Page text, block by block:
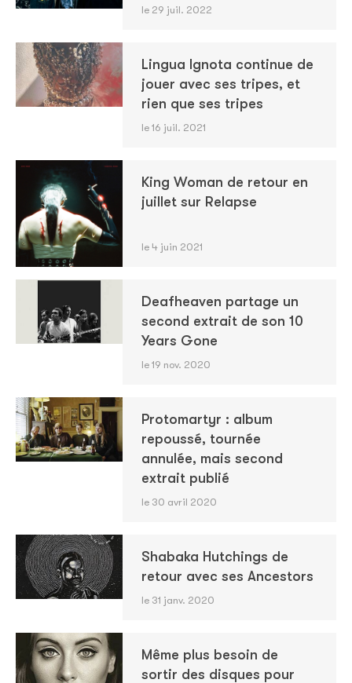
le 29 juil. 2022
Lingua Ignota continue de
jouer avec ses tripes, et
rien que ses tripes
le 16 juil. 2021
King Woman de retour en
juillet sur Relapse
le 4 juin 2021
Deafheaven partage un
second extrait de son 10
Years Gone
le 19 nov. 2020
Protomartyr : album
repoussé, tournée
annulée, mais second
extrait publié
le 30 avril 2020
Shabaka Hutchings de
retour avec ses Ancestors
le 31 janv. 2020
Même plus besoin de
sortir des disques pour